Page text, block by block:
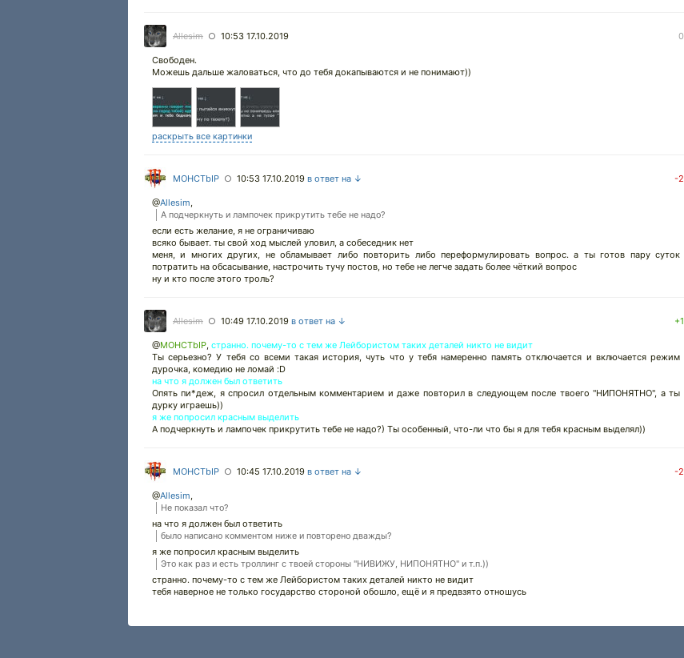
Allesim ○ 10:53 17.10.2019 0
Свободен.
Можешь дальше жаловаться, что до тебя докапываются и не понимают))
раскрыть все картинки
MOHCTbIP ○ 10:53 17.10.2019 в ответ на ↓ -2
@Allesim,
А подчеркнуть и лампочек прикрутить тебе не надо?
если есть желание, я не ограничиваю
всяко бывает. ты свой ход мыслей уловил, а собеседник нет
меня, и многих других, не обламывает либо повторить либо переформулировать вопрос. а ты готов пару суток
потратить на обсасывание, настрочить тучу постов, но тебе не легче задать более чёткий вопрос
ну и кто после этого троль?
Allesim ○ 10:49 17.10.2019 в ответ на ↓ +1
@MOHCTbIP, странно. почему-то с тем же Лейбористом таких деталей никто не видит
Ты серьезно? У тебя со всеми такая история, чуть что у тебя намеренно память отключается и включается режим
дурочка, комедию не ломай :D
на что я должен был ответить
Опять пи*деж, я спросил отдельным комментарием и даже повторил в следующем после твоего "НИПОНЯТНО", а ты
дурку играешь))
я же попросил красным выделить
А подчеркнуть и лампочек прикрутить тебе не надо?) Ты особенный, что-ли что бы я для тебя красным выделял))
MOHCTbIP ○ 10:45 17.10.2019 в ответ на ↓ -2
@Allesim,
Не показал что?
на что я должен был ответить
было написано комментом ниже и повторено дважды?
я же попросил красным выделить
Это как раз и есть троллинг с твоей стороны "НИВИЖУ, НИПОНЯТНО" и т.п.))
странно. почему-то с тем же Лейбористом таких деталей никто не видит
тебя наверное не только государство стороной обошло, ещё и я предвзято отношусь